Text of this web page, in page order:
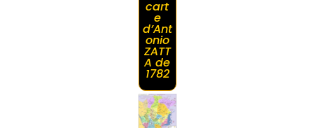
cart
e
d’Ant
onio
ZATT
A de
1782